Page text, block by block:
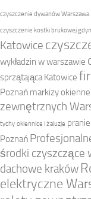
czyszczenie dywanów Warszawa
czyszczenie kostki brukowej
Katowice
wykładzin w warszawie
sprzątająca Katowice
Poznań markizy
zewnętrznych
tychy okiennice i żaluzje
Poznań
środki czyszczące
dachowe kraków
elektryczne